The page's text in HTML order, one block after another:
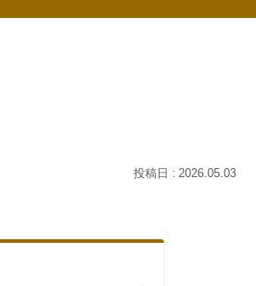
2026.05.03